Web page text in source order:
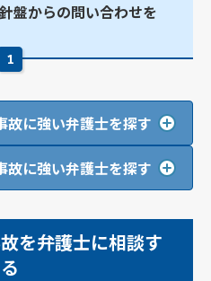
盤からの問い合わせを
1
故に強い弁護士を探す
故に強い弁護士を探す
を弁護士に相談す
る